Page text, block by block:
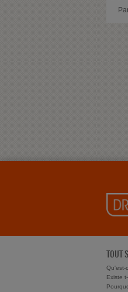
TOUT
Qu'est-
Existe